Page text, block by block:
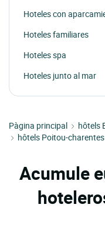
Hoteles con
Hoteles familiares
Hoteles spa
Hoteles junto al mar
Pàgina principal hôtels
hôtels Poitou-charentes
Acumule